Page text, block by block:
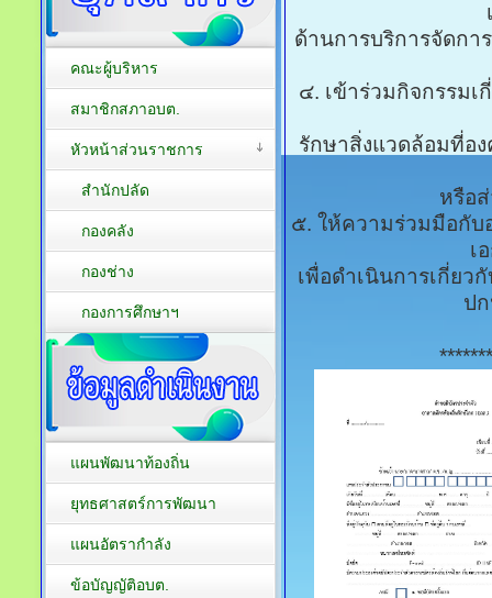
ด้านการบริการจัดกา
๔. เข้าร่วมกิจกรรม
รักษาสิ่งแวดล้อมที่อ
หรือ
๕. ให้ความร่วมมือกับ
เ
เพื่อดำเนินการเกี่ยว
ป
คณะผู้บริหาร
สมาชิกสภาอบต.
หัวหน้าส่วนราชการ
สำนักปลัด
กองคลัง
กองช่าง
กองการศึกษาฯ
แผนพัฒนาท้องถิ่น
ยุทธศาสตร์การพัฒนา
แผนอัตรากำลัง
ข้อบัญญัติอบต.